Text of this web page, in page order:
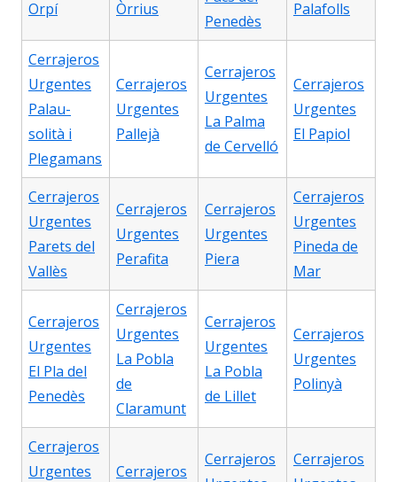
Orpí
Òrrius
Penedès
Palafolls
Cerrajeros
Urgentes
Palau-
solità i
Plegamans
Cerrajeros
Urgentes
Pallejà
Cerrajeros
Urgentes
La Palma
de Cervelló
Cerrajeros
Urgentes
El Papiol
Cerrajeros
Urgentes
Parets del
Vallès
Cerrajeros
Urgentes
Perafita
Cerrajeros
Urgentes
Piera
Cerrajeros
Urgentes
Pineda de
Mar
Cerrajeros
Urgentes
El Pla del
Penedès
Cerrajeros
Urgentes
La Pobla
de
Claramunt
Cerrajeros
Urgentes
La Pobla
de Lillet
Cerrajeros
Urgentes
Polinyà
Cerrajeros
Urgentes
Cerrajeros
Cerrajeros
Cerrajeros